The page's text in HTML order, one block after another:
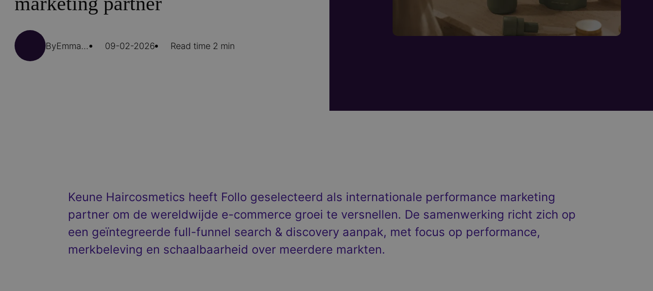
By Emma Kranenbarg 09-02-2026 Read time 2 min
Keune Haircosmetics heeft Follo geselecteerd als internationale performance marketing
partner om de wereldwijde e-commerce groei te versnellen. De samenwerking richt zich op
een geïntegreerde full-funnel search & discovery aanpak, met focus op performance,
merkbeleving en schaalbaarheid over meerdere markten.